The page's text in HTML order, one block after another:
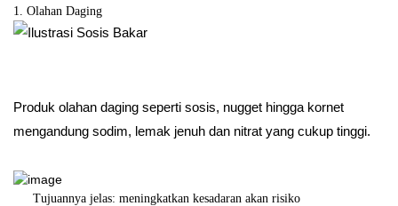
1. Olahan Daging
Produk olahan daging seperti sosis, nugget hingga kornet
mengandung sodim, lemak jenuh dan nitrat yang cukup tinggi.
IDEC 2025 akan menjadi panggung bagi para profesional